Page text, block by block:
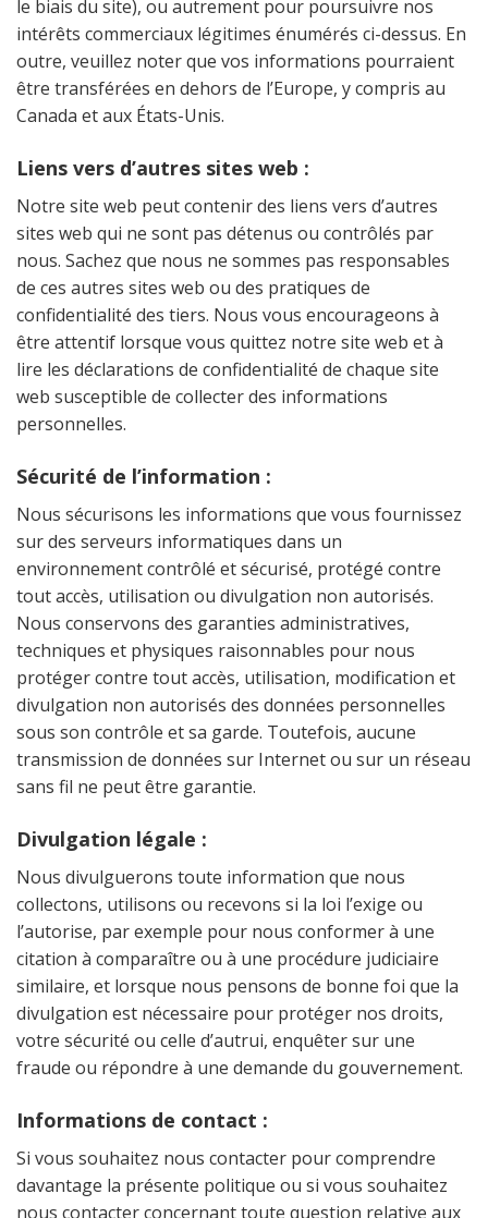
le biais du site), ou autrement pour poursuivre nos
intérêts commerciaux légitimes énumérés ci-dessus. En
outre, veuillez noter que vos informations pourraient
être transférées en dehors de l’Europe, y compris au
Canada et aux États-Unis.
Liens vers d’autres sites web :
Notre site web peut contenir des liens vers d’autres
sites web qui ne sont pas détenus ou contrôlés par
nous. Sachez que nous ne sommes pas responsables
de ces autres sites web ou des pratiques de
confidentialité des tiers. Nous vous encourageons à
être attentif lorsque vous quittez notre site web et à
lire les déclarations de confidentialité de chaque site
web susceptible de collecter des informations
personnelles.
Sécurité de l’information :
Nous sécurisons les informations que vous fournissez
sur des serveurs informatiques dans un
environnement contrôlé et sécurisé, protégé contre
tout accès, utilisation ou divulgation non autorisés.
Nous conservons des garanties administratives,
techniques et physiques raisonnables pour nous
protéger contre tout accès, utilisation, modification et
divulgation non autorisés des données personnelles
sous son contrôle et sa garde. Toutefois, aucune
transmission de données sur Internet ou sur un réseau
sans fil ne peut être garantie.
Divulgation légale :
Nous divulguerons toute information que nous
collectons, utilisons ou recevons si la loi l’exige ou
l’autorise, par exemple pour nous conformer à une
citation à comparaître ou à une procédure judiciaire
similaire, et lorsque nous pensons de bonne foi que la
divulgation est nécessaire pour protéger nos droits,
votre sécurité ou celle d’autrui, enquêter sur une
fraude ou répondre à une demande du gouvernement.
Informations de contact :
Si vous souhaitez nous contacter pour comprendre
davantage la présente politique ou si vous souhaitez
nous contacter concernant toute question relative aux